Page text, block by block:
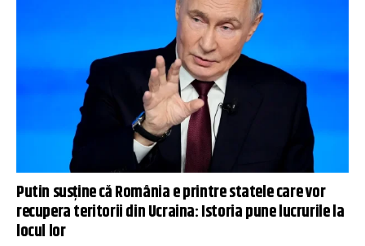
Putin susține că România e printre statele care vor
recupera teritorii din Ucraina: Istoria pune lucrurile la
locul lor